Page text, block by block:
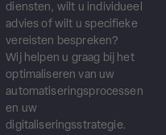
diensten, wilt u individueel
advies of wilt u specifieke
vereisten bespreken?
Wij helpen u graag bij het
optimaliseren van uw
automatiseringsprocessen
en uw
digitaliseringsstrategie.